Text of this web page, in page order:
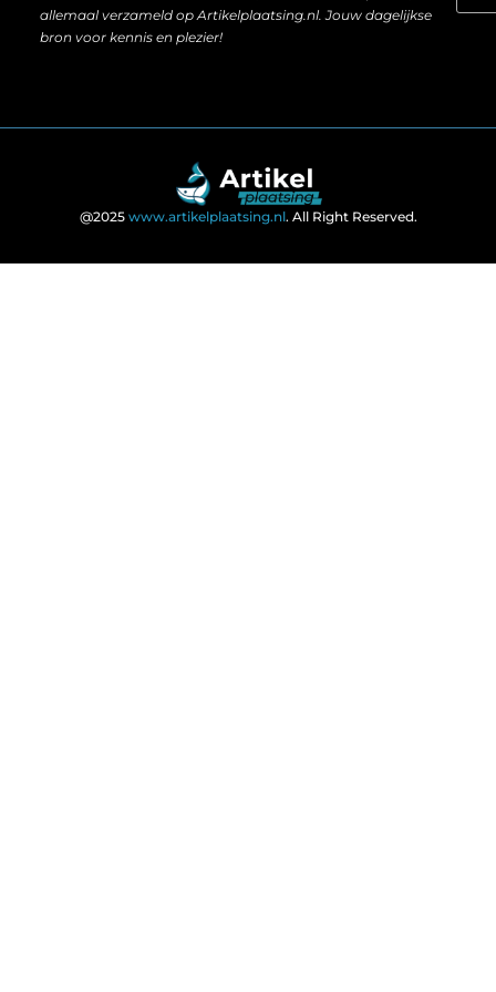
allemaal verzameld op Artikelplaatsing.nl. Jouw dagelijkse
bron voor kennis en plezier!
@2025 www.artikelplaatsing.nl. All Right Reserved.